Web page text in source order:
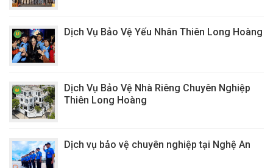
Dịch Vụ Bảo Vệ Yếu Nhân Thiên Long Hoàng
Dịch Vụ Bảo Vệ Nhà Riêng Chuyên Nghiệp
Thiên Long Hoàng
Dịch vụ bảo vệ chuyên nghiệp tại Nghệ An